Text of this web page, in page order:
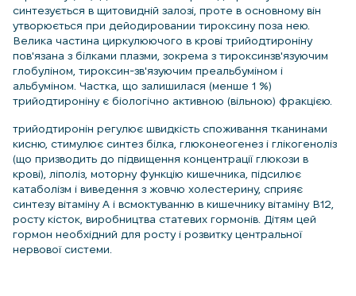
синтезується в щитовидній залозі, проте в основному він
утворюється при дейодировании тироксину поза нею.
Велика частина циркулюючого в крові трийодтироніну
пов'язана з білками плазми, зокрема з тироксинзв'язуючим
глобуліном, тироксин-зв'язуючим преальбуміном і
альбуміном. Частка, що залишилася (менше 1 %)
трийодтироніну є біологічно активною (вільною) фракцією.
трийодтиронін регулює швидкість споживання тканинами
кисню, стимулює синтез білка, глюконеогенез і глікогеноліз
(що призводить до підвищення концентрації глюкози в
крові), ліполіз, моторну функцію кишечника, підсилює
катаболізм і виведення з жовчю холестерину, сприяє
синтезу вітаміну А і всмоктуванню в кишечнику вітаміну B12,
росту кісток, виробництва статевих гормонів. Дітям цей
гормон необхідний для росту і розвитку центральної
нервової системи.